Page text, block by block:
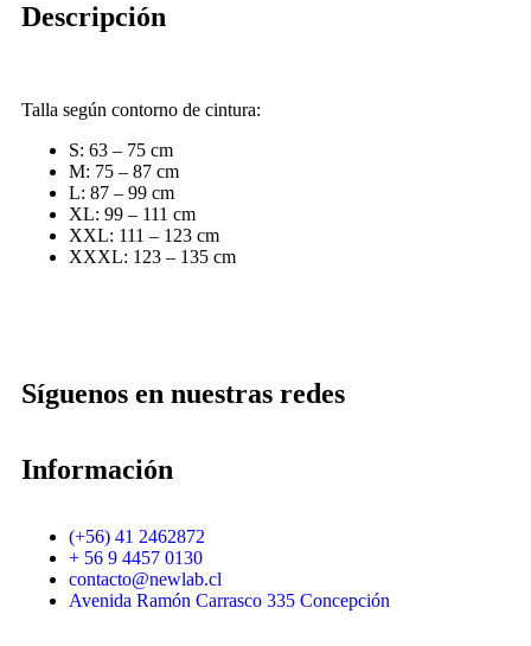
Descripción
Talla según contorno de cintura:
S: 63 – 75 cm
M: 75 – 87 cm
L: 87 – 99 cm
XL: 99 – 111 cm
XXL: 111 – 123 cm
XXXL: 123 – 135 cm
Síguenos en nuestras redes
Información
(+56) 41 2462872
+ 56 9 4457 0130
contacto@newlab.cl
Avenida Ramón Carrasco 335 Concepción